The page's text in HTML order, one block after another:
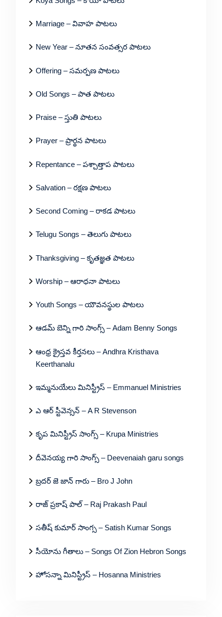
Marriage – వివాహ పాటలు
New Year – నూతన సంవత్సర పాటలు
Offering – సమర్పణ పాటలు
Old Songs – పాత పాటలు
Praise – స్తుతి పాటలు
Prayer – ప్రార్థన పాటలు
Repentance – పశ్చాత్తాప పాటలు
Salvation – రక్షణ పాటలు
Second Coming – రాకడ పాటలు
Telugu Songs – తెలుగు పాటలు
Thanksgiving – కృతజ్ఞత పాటలు
Worship – ఆరాధనా పాటలు
Youth Songs – యౌవనస్థుల పాటలు
ఆడమ్ బెన్ని గారి సాంగ్స్ – Adam Benny Songs
ఆంధ్ర క్రైస్తవ కీర్తనలు – Andhra Kristhava
Keerthanalu
ఇమ్మనుయేలు మినిస్ట్రీస్ – Emmanuel Ministries
ఎ ఆర్ స్టీవెన్సన్ – A R Stevenson
కృప మినిస్ట్రీస్ సాంగ్స్ – Krupa Ministries
దీవెనయ్య గారి సాంగ్స్ – Deevenaiah garu songs
బ్రదర్ జె జాన్ గారు – Bro J John
రాజ్ ప్రకాష్ పాల్ – Raj Prakash Paul
సతీష్ కుమార్ సాంగ్స – Satish Kumar Songs
సీయోను గీతాలు – Songs Of Zion Hebron Songs
హోసన్నా మినిస్ట్రీస్ – Hosanna Ministries